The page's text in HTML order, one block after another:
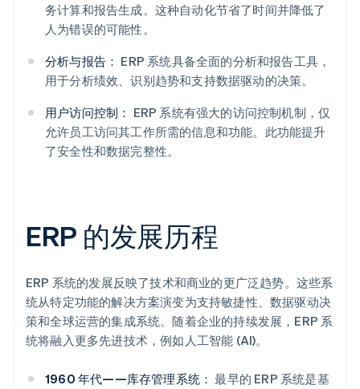
务计算和报告生成。这种自动化节省了时间并降低了
人为错误的可能性。
分析与报告： ERP 系统具备全面的分析和报告工具，
用于分析绩效、识别趋势和支持数据驱动的决策。
用户访问控制： ERP 系统有强大的访问控制机制，仅
允许员工访问其工作所需的信息和功能。此功能提升
了安全性和数据完整性。
ERP 的发展历程
ERP 系统的发展反映了技术和商业的更广泛趋势。这些系
统从特定功能的解决方案演变为支持敏捷性、数据驱动决
策和全球运营的集成系统。随着企业的持续发展，ERP 系
统将融入更多先进技术，例如人工智能 (AI)。
1960 年代——库存管理系统： 最早的 ERP 系统是基